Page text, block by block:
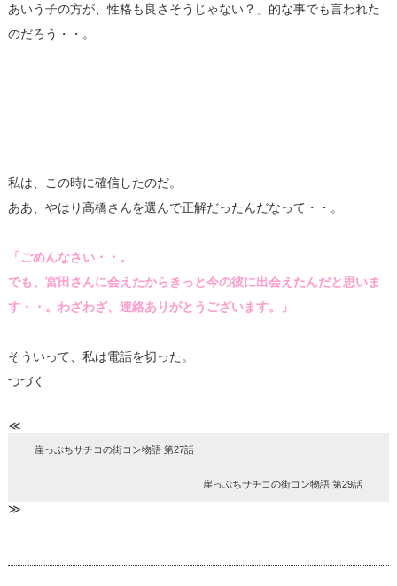
あいう子の方が、性格も良さそうじゃない？」的な事でも言われた
のだろう・・。
私は、この時に確信したのだ。
ああ、やはり高橋さんを選んで正解だったんだなって・・。
「ごめんなさい・・。
でも、宮田さんに会えたからきっと今の彼に出会えたんだと思いま
す・・。わざわざ、連絡ありがとうございます。」
そういって、私は電話を切った。
つづく
≪
崖っぷちサチコの街コン物語 第27話
崖っぷちサチコの街コン物語 第29話
≫